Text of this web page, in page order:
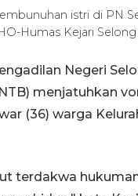
istri di PN
Humas Kejari
Negeri
menjatuhkan
(36) warga
terdakwa